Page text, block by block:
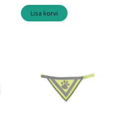
Lisa korvi